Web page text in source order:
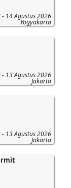
- 14 Agustus 2026
Yogyakarta
- 13 Agustus 2026
Jakarta
- 13 Agustus 2026
Jakarta